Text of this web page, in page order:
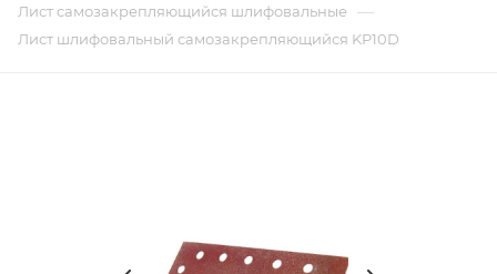
Лист самозакрепляющийся шлифовальные —
Лист шлифовальный самозакрепляющийся KP10D